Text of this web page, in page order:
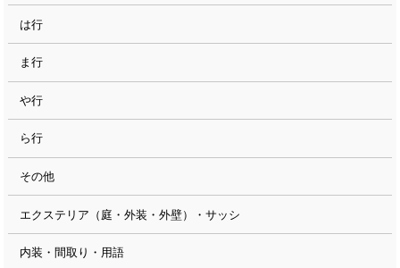
は行
ま行
や行
ら行
その他
エクステリア（庭・外装・外壁）・サッシ
内装・間取り・用語